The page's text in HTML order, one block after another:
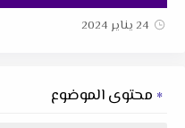
24 يناير 2024
محتوى الموضوع